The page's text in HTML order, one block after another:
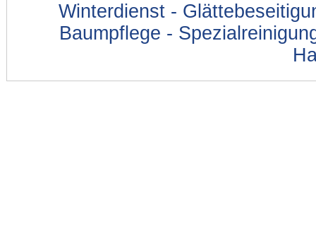
Winterdienst -
Baumpflege -